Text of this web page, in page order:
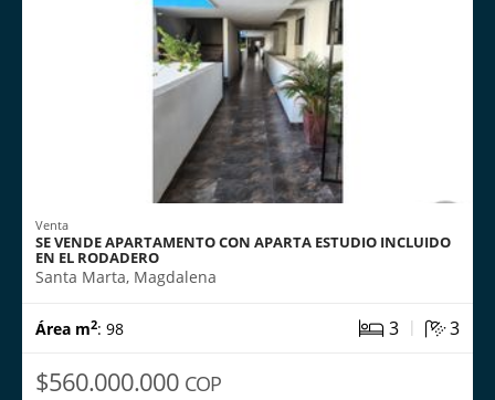
Venta
SE VENDE APARTAMENTO CON APARTA ESTUDIO INCLUIDO
EN EL RODADERO
Santa Marta, Magdalena
Área m2: 98 3 | 3
$560.000.000 COP